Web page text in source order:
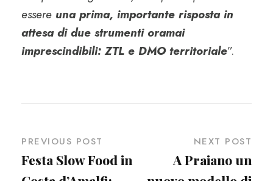
essere una prima, importante risposta in
attesa di due strumenti oramai
imprescindibili: ZTL e DMO territoriale”.
PREVIOUS POST
Festa Slow Food in
NEXT POST
A Praiano un